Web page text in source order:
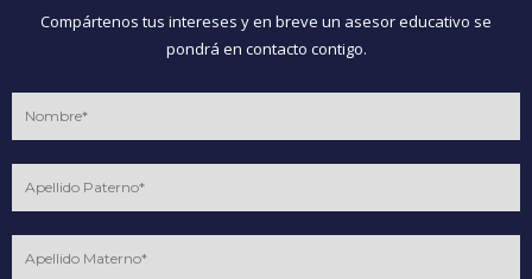
Compártenos tus intereses y en breve un asesor educativo se
pondrá en contacto contigo.